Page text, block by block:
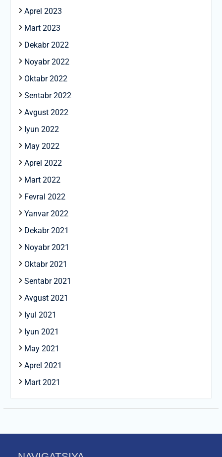
Aprel 2023
Mart 2023
Dekabr 2022
Noyabr 2022
Oktabr 2022
Sentabr 2022
Avgust 2022
Iyun 2022
May 2022
Aprel 2022
Mart 2022
Fevral 2022
Yanvar 2022
Dekabr 2021
Noyabr 2021
Oktabr 2021
Sentabr 2021
Avgust 2021
Iyul 2021
Iyun 2021
May 2021
Aprel 2021
Mart 2021